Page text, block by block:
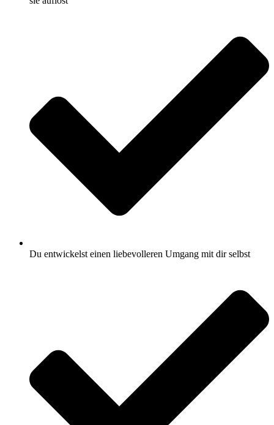
Du entwickelst einen liebevolleren Umgang mit dir selbst